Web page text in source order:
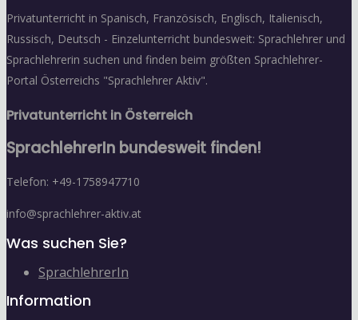
Privatunterricht in Spanisch, Französisch, Englisch, Italienisch,
Russisch, Deutsch - Einzelunterricht bundesweit: Sprachlehrer und
Sprachlehrerin suchen und finden beim größten Sprachlehrer-
Portal Österreichs "Sprachlehrer Aktiv".
Privatunterricht in Österreich
SprachlehrerIn bundesweit finden!
Telefon: +49-1758947710
info@sprachlehrer-aktiv.at
Was suchen Sie?
SprachlehrerIn
Information